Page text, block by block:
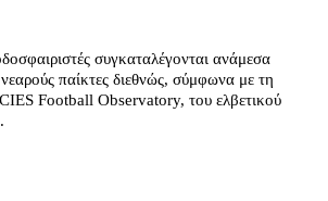
συγκαταλέγονται ανάμεσα
παίκτες διεθνώς, σύμφωνα με τη
Football Observatory, του ελβετικού